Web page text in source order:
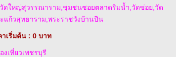
ดใหญ่สุวรรณาราม,ชุมชนซอยตลาดริมน้ำ,วัดข่อย,วัด
ะแก้วสุทธาราม,พระราชวังบ้านปืน
าเริ่มต้น : 0 บาท
งเที่ยวเพชรบุรี